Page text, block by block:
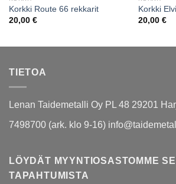
Korkki Route 66 rekkarit
20,00 €
Korkki
20,00 €
TIETOA
Lenan Taidemetalli Oy PL 48 29201
7498700 (ark. klo 9-16)
LÖYDÄT MYYNTIOSASTOMME
TAPAHTUMISTA